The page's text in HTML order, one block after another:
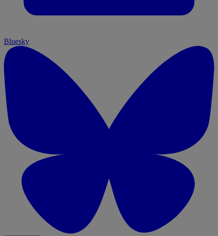
Bluesky